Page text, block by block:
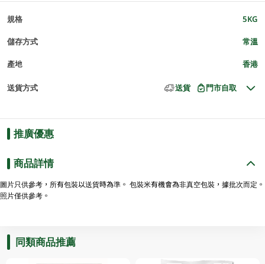
規格 5KG
儲存方式 常溫
產地 香港
送貨方式 送貨 門市自取
推廣優惠
商品詳情
圖片只供參考，所有包裝以送貨時為準。 包裝米有機會為非真空包裝，據批次而定。
照片僅供參考。
同類商品推薦